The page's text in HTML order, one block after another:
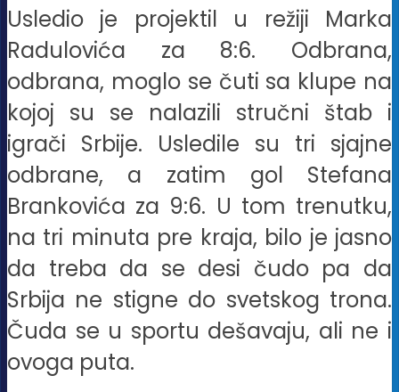
Usledio je projektil u režiji Marka
Radulovića za 8:6. Odbrana,
odbrana, moglo se čuti sa klupe na
kojoj su se nalazili stručni štab i
igrači Srbije. Usledile su tri sjajne
odbrane, a zatim gol Stefana
Brankovića za 9:6. U tom trenutku,
na tri minuta pre kraja, bilo je jasno
da treba da se desi čudo pa da
Srbija ne stigne do svetskog trona.
Čuda se u sportu dešavaju, ali ne i
ovoga puta.